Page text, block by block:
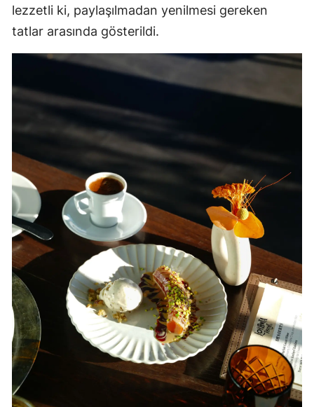
lezzetli ki, paylaşılmadan yenilmesi gereken
tatlar arasında gösterildi.